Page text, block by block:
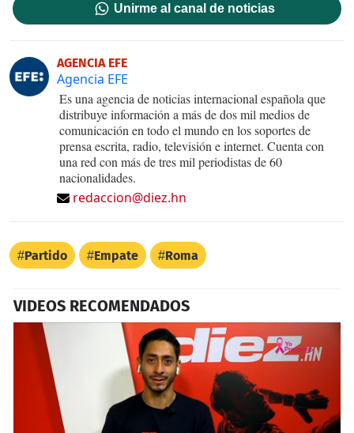
Unirme al canal de noticias
AGENCIA EFE
Agencia EFE
Es una agencia de noticias internacional española que
distribuye información a más de dos mil medios de
comunicación en todo el mundo en los soportes de
prensa escrita, radio, televisión e internet. Cuenta con
una red con más de tres mil periodistas de 60
nacionalidades.
redaccion@diez.hn
Partido Empate Roma
VIDEOS RECOMENDADOS